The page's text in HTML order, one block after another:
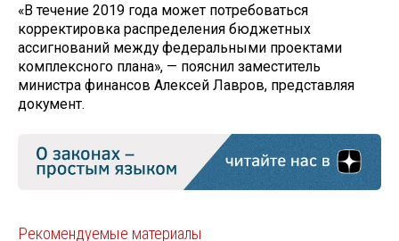
«В течение 2019 года может потребоваться
корректировка распределения бюджетных
ассигнований между федеральными проектами
комплексного плана», — пояснил заместитель
министра финансов Алексей Лавров, представляя
документ.
Рекомендуемые материалы